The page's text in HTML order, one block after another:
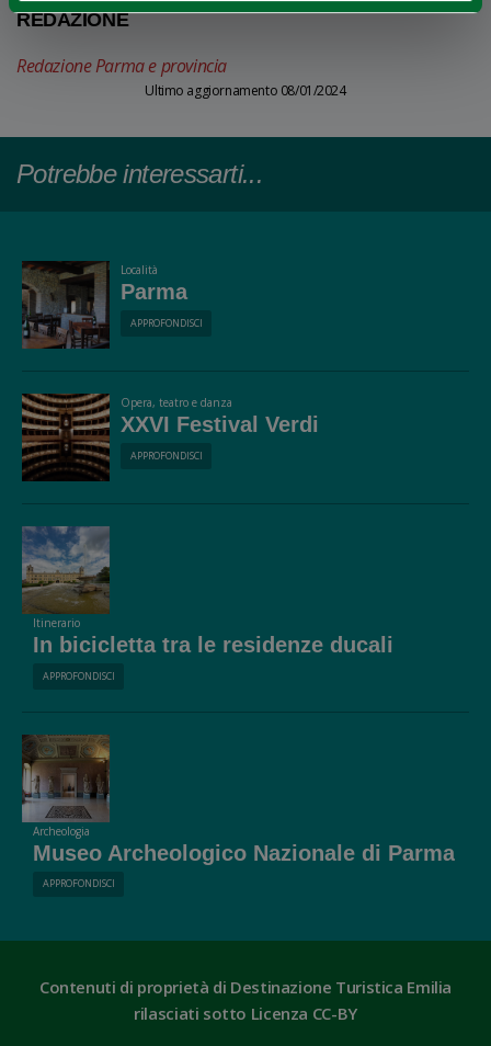
REDAZIONE
Redazione Parma e provincia
Ultimo aggiornamento 08/01/2024
Potrebbe interessarti...
Località
Parma
APPROFONDISCI
Opera, teatro e danza
XXVI Festival Verdi
APPROFONDISCI
Itinerario
In bicicletta tra le residenze ducali
APPROFONDISCI
Archeologia
Museo Archeologico Nazionale di Parma
APPROFONDISCI
Contenuti di proprietà di Destinazione Turistica Emilia
rilasciati sotto Licenza CC-BY